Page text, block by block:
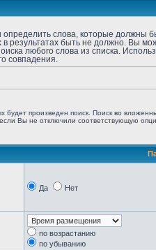
определить слова, которые должны
в результатах быть не должно. Вы
любого слова из списка.
совпадения.
произведен поиск. Поиск во
Вы не отключили соответствующую
Да Нет
по возрастанию
по убыванию